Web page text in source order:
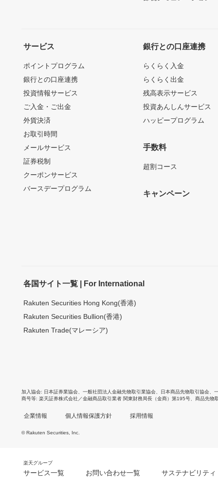
サービス
ポイントプログラム
銀行との口座連携
投資情報サービス
ご入金・ご出金
外貨決済
お取引時間
メールサービス
証券税制
クーポンサービス
バースデープログラム
銀行との口座連携
らくらく入金
らくらく出金
残高表示サービス
投資あんしんサービス
ハッピープログラム
手数料
超割コース
キャンペーン
各国サイト一覧 | For International
Rakuten Securities Hong Kong(香港)
Rakuten Securities Bullion(香港)
Rakuten Trade(マレーシア)
加入協会 日本証券業協会 一般社団法人金融先物取引業協会 日本商品先物取引協会
商号等 楽天証券株式会社／金融商品取引業者 関東財務局長（金商）第195号、商品先物
企業情報 個人情報保護方針 採用情報
© Rakuten Securities, Inc.
楽天グループ
サービス一覧 お問い合わせ一覧 サステナビリティ